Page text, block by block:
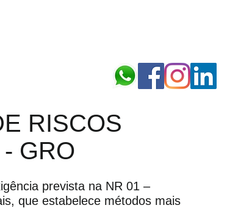
RISCOS
GRO
prevista na NR 01 –
que estabelece métodos mais